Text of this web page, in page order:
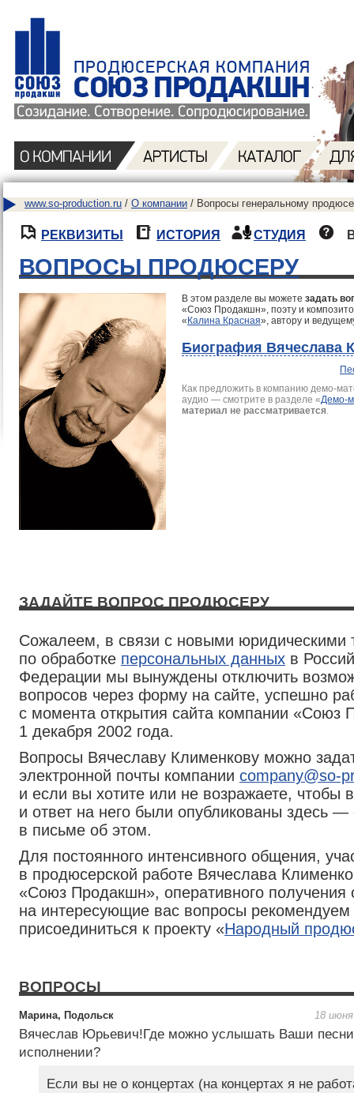
www.so-production.ru / О компании / Вопросы генеральному
РЕКВИЗИТЫ ИСТОРИЯ СТУДИЯ
ВОПРОСЫ ПРОДЮСЕРУ
В этом разделе вы можете задать
«Союз Продакшн», поэту и
«Калина Красная», автору и
Биография Вячеслава
Как предложить в компанию демо-
аудио — смотрите в разделе «Демо-
материал не рассматривается.
ЗАДАЙТЕ ВОПРОС ПРОДЮСЕРУ
Сожалеем, в связи с новыми юридическими
по обработке персональных данных в
Федерации мы вынуждены отключить
вопросов через форму на сайте, успешно
с момента открытия сайта компании «Союз
1 декабря 2002 года.
Вопросы Вячеславу Клименкову можно
электронной почты компании company@so-
и если вы хотите или не возражаете, чтобы
и ответ на него были опубликованы здесь
в письме об этом.
Для постоянного интенсивного общения,
в продюсерской работе Вячеслава
«Союз Продакшн», оперативного получения
на интересующие вас вопросы рекомендуем
присоединиться к проекту «Народный
ВОПРОСЫ
Марина, Подольск 18
Вячеслав Юрьевич!Где можно услышать Ваши песни
исполнении?
Если вы не о концертах (на концертах я не